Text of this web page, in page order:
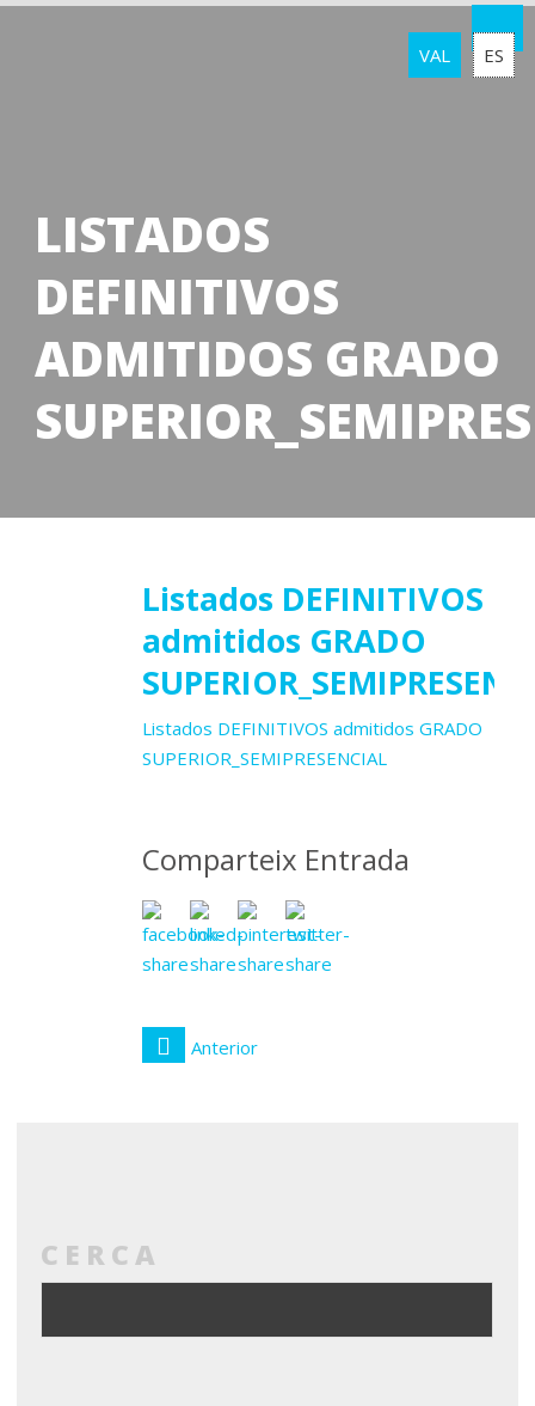
VAL ES
LISTADOS
DEFINITIVOS
ADMITIDOS GRADO
Listados DEFINITIVOS
admitidos GRADO
Listados DEFINITIVOS admitidos GRADO
SUPERIOR_SEMIPRESENCIAL
Comparteix Entrada
Anterior
CERCA